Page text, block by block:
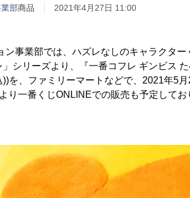
部商品 2021年4月27日 11:00
事業部では、ハズレなしのキャラクター
シリーズより、『一番コフレ ギンビス
を、ファミリーマートなどで、2021年5
り一番くじONLINEでの販売も予定してお